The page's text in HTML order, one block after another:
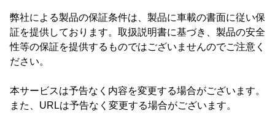
弊社による製品の保証条件は、製品に車載の書面に従い保
証を提供しております。取扱説明書に基づき、製品の安全
性等の保証を提供するものではございませんのでご注意く
ださい。
本サービスは予告なく内容を変更する場合がございます。
また、URLは予告なく変更する場合がございます。